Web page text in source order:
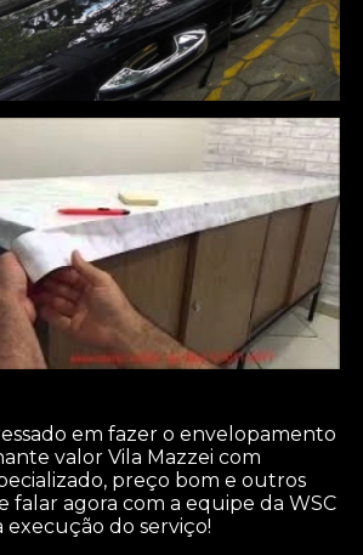
em fazer o envelopamento
valor Vila Mazzei com
preço bom e outros
falar agora com a equipe da WSC
execução do serviço!